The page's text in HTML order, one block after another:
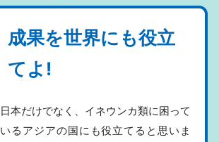
成果を世界にも役立
てよ!
日本だけでなく、イネウンカ類に困って
いるアジアの国にも役立てると思いま